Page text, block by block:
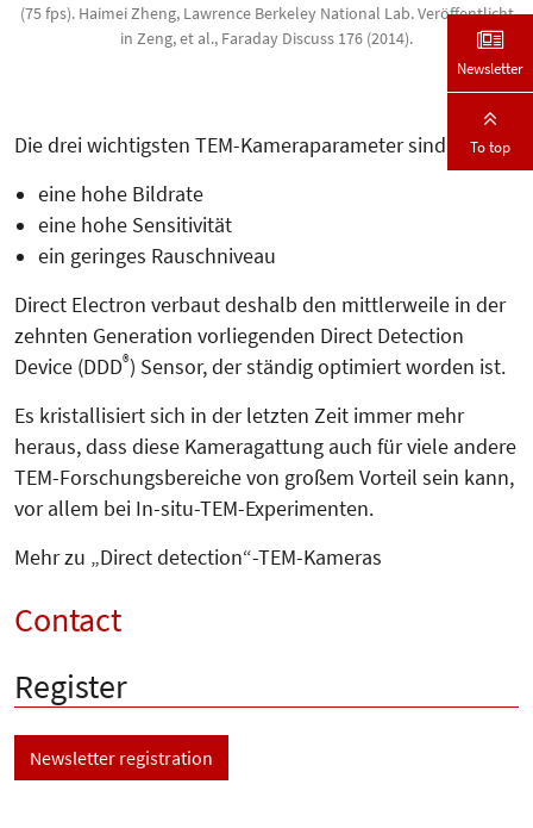
(75 fps). Haimei Zheng, Lawrence Berkeley National Lab. Veröffentlicht
in Zeng, et al., Faraday Discuss 176 (2014).
Die drei wichtigsten TEM-Kamera­parameter sind:
eine hohe Bildrate
eine hohe Sensitivität
ein geringes Rauschniveau
Direct Electron verbaut deshalb den mitt­lerweile in der
zehnten Generation vorliegenden Direct Detection
Device (DDD®) Sensor, der ständig optimiert worden ist.
Es kristallisiert sich in der letzten Zeit immer mehr
heraus, dass diese Kameragattung auch für viele andere
TEM-Forschungsbereiche von großem Vorteil sein kann,
vor allem bei In-situ-TEM-Experimenten.
Mehr zu „Direct detection“-TEM-Kameras
Contact
Register
Newsletter registration
Newsletter
To top